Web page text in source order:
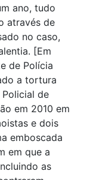
ano, tudo
através de
no caso,
[Em
de Polícia
a tortura
de
em 2010 em
e dois
emboscada
em que a
as